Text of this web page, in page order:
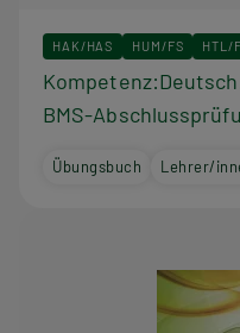
HAK/HAS HUM/FS HTL/
BMS-
Übungsbuch Lehrer/